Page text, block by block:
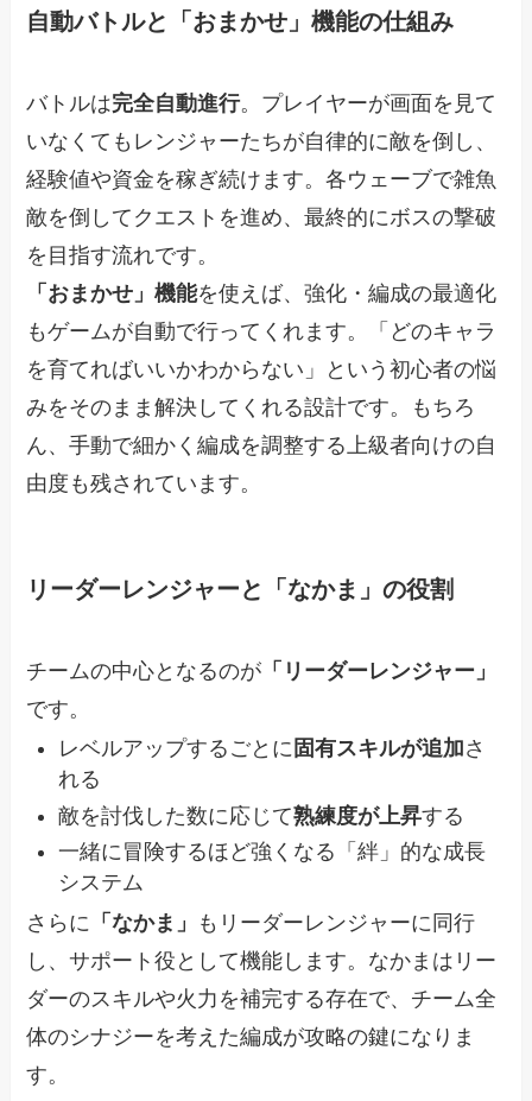
自動バトルと「おまかせ」機能の仕組み
バトルは完全自動進行。プレイヤーが画面を見て
いなくてもレンジャーたちが自律的に敵を倒し、
経験値や資金を稼ぎ続けます。各ウェーブで雑魚
敵を倒してクエストを進め、最終的にボスの撃破
を目指す流れです。
「おまかせ」機能を使えば、強化・編成の最適化
もゲームが自動で行ってくれます。「どのキャラ
を育てればいいかわからない」という初心者の悩
みをそのまま解決してくれる設計です。もちろ
ん、手動で細かく編成を調整する上級者向けの自
由度も残されています。
リーダーレンジャーと「なかま」の役割
チームの中心となるのが 「リーダーレンジャー」
です。
レベルアップするごとに 固有スキルが追加さ
れる
敵を討伐した数に応じて熟練度が上昇する
一緒に冒険するほど強くなる「絆」的な成長
システム
さらに 「なかま」
もリーダーレンジャーに同行
し、サポート役として機能します。なかまはリー
ダーのスキルや火力を補完する存在で、チーム全
体のシナジーを考えた編成が攻略の鍵になりま
す。